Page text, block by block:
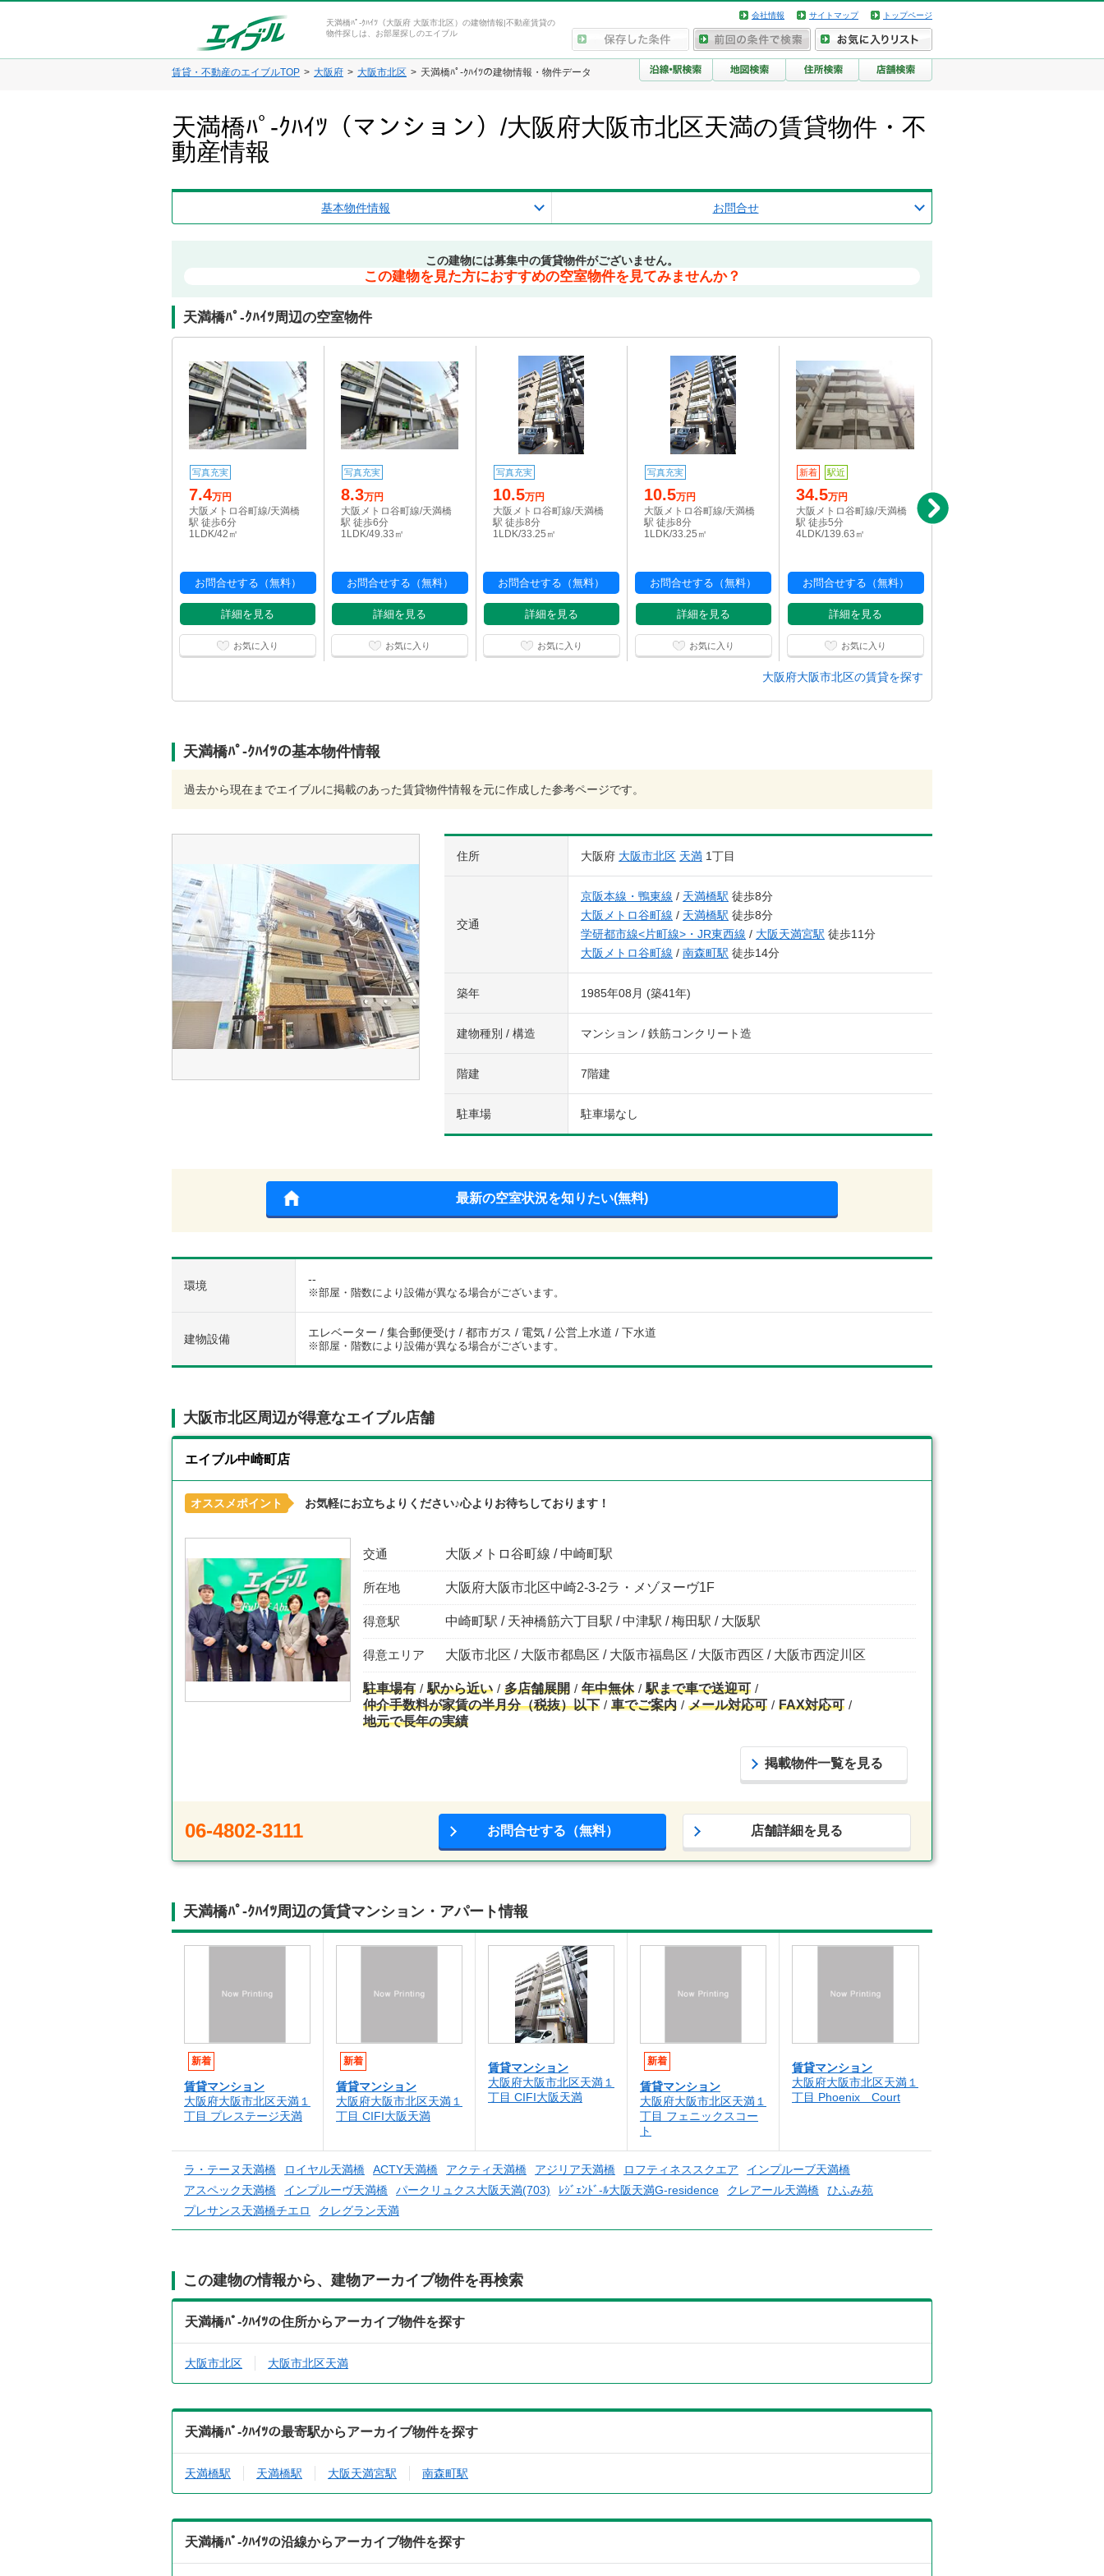
天満橋ﾊﾟ-ｸﾊｲﾂ（大阪府 大阪市北区）の建物情報|不動産賃貸の
物件探しは、お部屋探しのエイブル
会社情報 サイトマップ トップページ
賃貸・不動産のエイブルTOP 大阪府 大阪市北区 天満橋ﾊﾟ-ｸﾊｲﾂの建物情報・物件データ
天満橋ﾊﾟ-ｸﾊｲﾂ（マンション）/大阪府大阪市北区天満の賃貸物件・不
動産情報
基本物件情報 お問合せ
この建物には募集中の賃貸物件がございません。
この建物を見た方におすすめの空室物件を見てみませんか？
天満橋ﾊﾟ-ｸﾊｲﾂ周辺の空室物件
写真充実
7.4万円
大阪メトロ谷町線/天満橋
駅 徒歩6分
1LDK/42㎡
お問合せする（無料）
詳細を見る
お気に入り
写真充実
8.3万円
大阪メトロ谷町線/天満橋
駅 徒歩6分
1LDK/49.33㎡
お問合せする（無料）
詳細を見る
お気に入り
写真充実
10.5万円
大阪メトロ谷町線/天満橋
駅 徒歩8分
1LDK/33.25㎡
お問合せする（無料）
詳細を見る
お気に入り
写真充実
10.5万円
大阪メトロ谷町線/天満橋
駅 徒歩8分
1LDK/33.25㎡
お問合せする（無料）
詳細を見る
お気に入り
新着 駅近
34.5万円
大阪メトロ谷町線/天満橋
駅 徒歩5分
4LDK/139.63㎡
お問合せする（無料）
詳細を見る
お気に入り
大阪メトロ谷町線/天満橋
大阪府大阪市北区の賃貸を探す
天満橋ﾊﾟ-ｸﾊｲﾂの基本物件情報
過去から現在までエイブルに掲載のあった賃貸物件情報を元に作成した参考ページです。
住所 大阪府 大阪市北区 天満 1丁目
交通
京阪本線・鴨東線 / 天満橋駅 徒歩8分
大阪メトロ谷町線 / 天満橋駅 徒歩8分
学研都市線<片町線>・JR東西線 / 大阪天満宮駅 徒歩11分
大阪メトロ谷町線 / 南森町駅 徒歩14分
築年 1985年08月 (築41年)
建物種別 / 構造 マンション / 鉄筋コンクリート造
階建 7階建
駐車場 駐車場なし
最新の空室状況を知りたい(無料)
環境 --
※部屋・階数により設備が異なる場合がございます。
建物設備 エレベーター / 集合郵便受け / 都市ガス / 電気 / 公営上水道 / 下水道
※部屋・階数により設備が異なる場合がございます。
大阪市北区周辺が得意なエイブル店舗
エイブル中崎町店
オススメポイント お気軽にお立ちよりください♪心よりお待ちしております！
交通 大阪メトロ谷町線 / 中崎町駅
所在地 大阪府大阪市北区中崎2-3-2ラ・メゾヌーヴ1F
得意駅 中崎町駅 / 天神橋筋六丁目駅 / 中津駅 / 梅田駅 / 大阪駅
得意エリア 大阪市北区 / 大阪市都島区 / 大阪市福島区 / 大阪市西区 / 大阪市西淀川区
駐車場有 駅から近い 多店舗展開 年中無休
駅まで車で送迎可
仲介手数料が家賃の半月分（税抜）以下
車でご案内 メール対応可
FAX対応可
地元で長年の実績
掲載物件一覧を見る
06-4802-3111 お問合せする（無料） 店舗詳細を見る
天満橋ﾊﾟ-ｸﾊｲﾂ周辺の賃貸マンション・アパート情報
新着
賃貸マンション
大阪府大阪市北区天満１
丁目 プレステージ天満
新着
賃貸マンション
大阪府大阪市北区天満１
丁目 CIFI大阪天満
賃貸マンション
大阪府大阪市北区天満１
丁目 CIFI大阪天満
新着
賃貸マンション
大阪府大阪市北区天満１
丁目 フェニックスコー
ト
賃貸マンション
大阪府大阪市北区天満１
丁目 Phoenix Court
ラ・テーヌ天満橋 ロイヤル天満橋 ACTY天満橋 アクティ天満橋 アジリア天満橋 ロフティネススクエア
インプルーブ天満橋
アスペック天満橋
インプルーヴ天満橋 パークリュクス大阪天満(703) ﾚｼﾞｪﾝﾄﾞ-ﾙ大阪天満G-residence クレアール天満橋
ひふみ苑
プレサンス天満橋チエロ
クレグラン天満
この建物の情報から、建物アーカイブ物件を再検索
天満橋ﾊﾟ-ｸﾊｲﾂの住所からアーカイブ物件を探す
大阪市北区 大阪市北区天満
天満橋ﾊﾟ-ｸﾊｲﾂの最寄駅からアーカイブ物件を探す
天満橋駅 天満橋駅 大阪天満宮駅 南森町駅
天満橋ﾊﾟ-ｸﾊｲﾂの沿線からアーカイブ物件を探す